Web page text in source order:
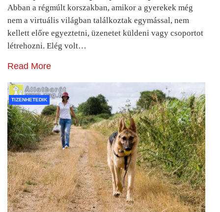
Abban a régmúlt korszakban, amikor a gyerekek még
nem a virtuális világban találkoztak egymással, nem
kellett előre egyeztetni, üzenetet küldeni vagy csoportot
létrehozni. Elég volt…
Read More
TIZENHETEDIK